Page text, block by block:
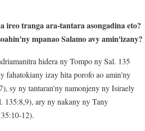
ireo tranga ara-tantara asongadina eto?
mpanao Salamo avy amin'izany?
hidera ny Tompo ny Sal. 135
fahatokiany izay hita porofo ao amin'ny
sy ny tantaran'ny namonjeny ny Isiraely
135:8,9), ary ny nakany ny Tany
12).